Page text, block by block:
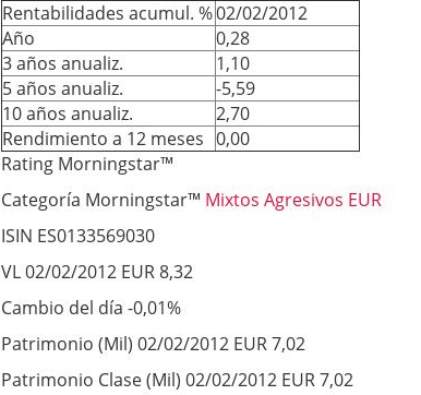
Rentabilidades acumul. %02/02/2012
Año
0,28
3 años anualiz.
1,10
5 años anualiz.
-5,59
10 años anualiz.
2,70
Rendimiento a 12 meses 0,00
Rating Morningstar™
Categoría Morningstar™ Mixtos Agresivos EUR
ISIN ES0133569030
VL 02/02/2012 EUR 8,32
Cambio del día -0,01%
Patrimonio (Mil) 02/02/2012 EUR 7,02
Patrimonio Clase (Mil) 02/02/2012 EUR 7,02